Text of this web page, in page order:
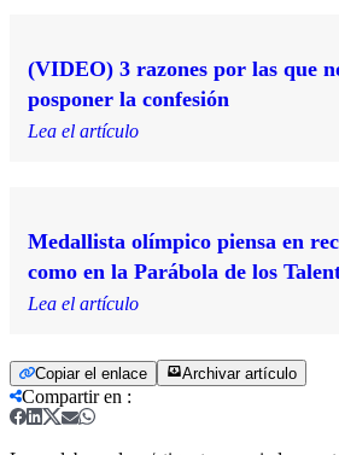
(VIDEO) 3 razones por las que
posponer la confesión
Lea el artículo
Medallista olímpico piensa en
como en la Parábola de los
Lea el artículo
Copiar el enlace Archivar artículo
Compartir en :